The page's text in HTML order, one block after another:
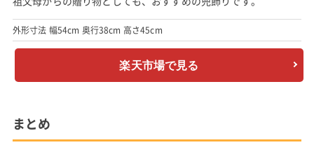
外形寸法 幅54cm 奥行38cm 高さ45cm
楽天市場で見る
まとめ